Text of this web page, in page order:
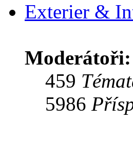
Exterier &
Moderátoři:
459
5986